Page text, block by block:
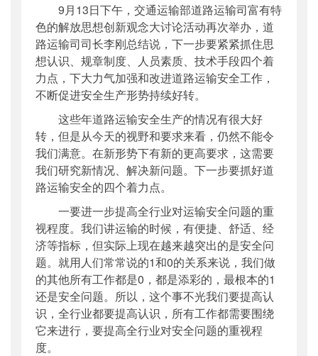
9月13日下午，交通运输部道路运输司富有特
色的解放思想创新观念大讨论活动再次举办，道
路运输司司长李刚总结说，下一步要紧紧抓住思
想认识、规章制度、人员素质、技术手段四个着
力点，下大力气加强和改进道路运输安全工作，
不断促进安全生产形势持续好转。
这些年道路运输安全生产的情况有很大好
转，但是从今天的视野和要求来看，仍然不能令
我们满意。在新形势下有新的更高要求，这需要
我们研究新情况、解决新问题。下一步要抓好道
路运输安全的四个着力点。
一要进一步提高全行业对运输安全问题的重
视程度。我们讲运输的时候，有便捷、舒适、经
济等指标，但实际上现在越来越突出的是安全问
题。就用人们常常说的1和0的关系来说，我们做
的其他所有工作都是0，都是添彩的，最根本的1
还是安全问题。所以，这个事不光我们要提高认
识，全行业都要提高认识，所有工作都需要围绕
它来进行，要提高全行业对安全问题的重视程
度。